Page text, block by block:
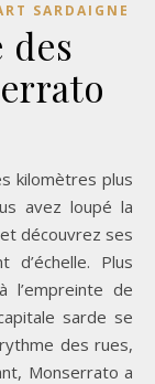
SARDAIGNE
des
avez loupé la
découvrez ses
d’échelle. Plus
l’empreinte de
sarde se
des rues,
Monserrato a